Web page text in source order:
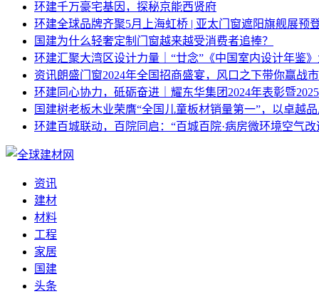
环建千万豪宅基因，探秘京能西贤府
环建全球品牌齐聚5月上海虹桥 | 亚太门窗遮阳旗舰展预
国建为什么轻奢定制门窗越来越受消费者追捧？
环建汇聚大湾区设计力量｜“廿念”《中国室内设计年鉴
资讯朗盛门窗2024年全国招商盛宴，风口之下带你赢战
环建同心协力，砥砺奋进｜耀东华集团2024年表彰暨
国建树老板木业荣膺“全国儿童板材销量第一”，以卓越
环建百城联动，百院同启：“百城百院·病房微环境空气
资讯
建材
材料
工程
家居
国建
头条